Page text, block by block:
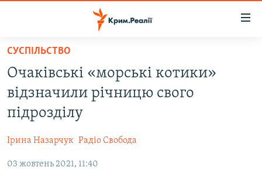
Перейти
основного
матеріалу
Перейти
до
основної
навігації
Перейти
ВІДЕО ТА ФОТО
БЛОГИ
ПОГЛЯД
СУСПІЛЬСТВО
Очаківські «морські котики»
відзначили річницю свого
підрозділу
Ірина Назарчук Радіо Свобода
03 жовтень 2021, 11:40